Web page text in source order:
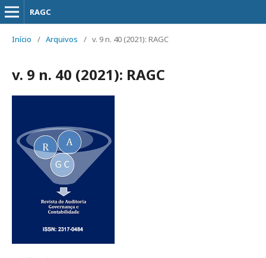
RAGC
Início / Arquivos / v. 9 n. 40 (2021): RAGC
v. 9 n. 40 (2021): RAGC